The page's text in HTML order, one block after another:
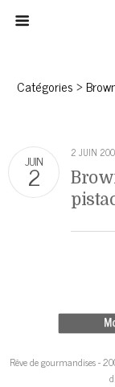
Catégories ›
JUIN
2
2 JUIN
Rêve de gourmandises -